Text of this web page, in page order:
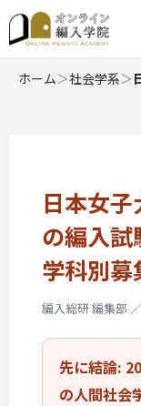
ホーム＞社会学系＞
日本女
の編入試
学科別募
編入総研 編集部
先に結論:
の人間社会